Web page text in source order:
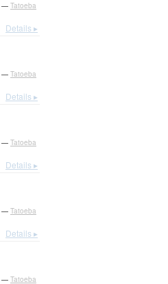
— Tatoeba
Details ▸
— Tatoeba
Details ▸
— Tatoeba
Details ▸
— Tatoeba
Details ▸
— Tatoeba